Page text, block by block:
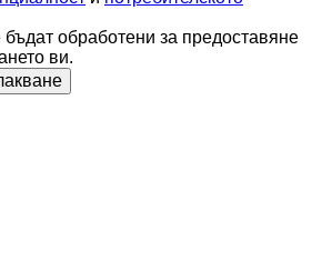
обработени за предоставяне
ви.